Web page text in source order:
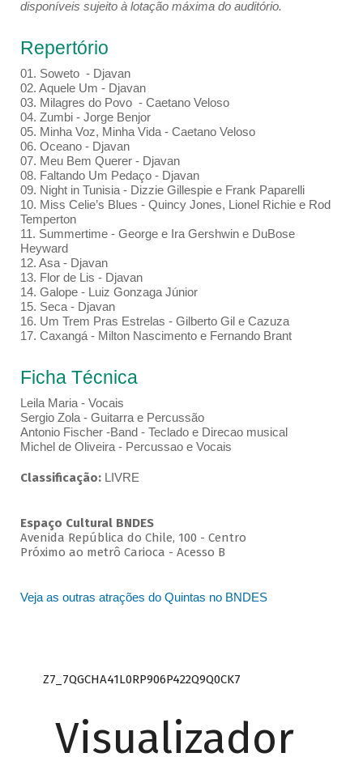
disponíveis sujeito à lotação máxima do auditório.
Repertório
01. Soweto - Djavan
02. Aquele Um - Djavan
03. Milagres do Povo - Caetano Veloso
04. Zumbi - Jorge Benjor
05. Minha Voz, Minha Vida - Caetano Veloso
06. Oceano - Djavan
07. Meu Bem Querer - Djavan
08. Faltando Um Pedaço - Djavan
09. Night in Tunisia - Dizzie Gillespie e Frank Paparelli
10. Miss Celie’s Blues - Quincy Jones, Lionel Richie e Rod
Temperton
11. Summertime - George e Ira Gershwin e DuBose
Heyward
12. Asa - Djavan
13. Flor de Lis - Djavan
14. Galope - Luiz Gonzaga Júnior
15. Seca - Djavan
16. Um Trem Pras Estrelas - Gilberto Gil e Cazuza
17. Caxangá - Milton Nascimento e Fernando Brant
Ficha Técnica
Leila Maria - Vocais
Sergio Zola - Guitarra e Percussão
Antonio Fischer -Band - Teclado e Direcao musical
Michel de Oliveira - Percussao e Vocais
Classificação: LIVRE
Espaço Cultural BNDES
Avenida República do Chile, 100 - Centro
Próximo ao metrô Carioca - Acesso B
Veja as outras atrações do Quintas no BNDES
Z7_7QGCHA41L0RP906P422Q9Q0CK7
Visualizador